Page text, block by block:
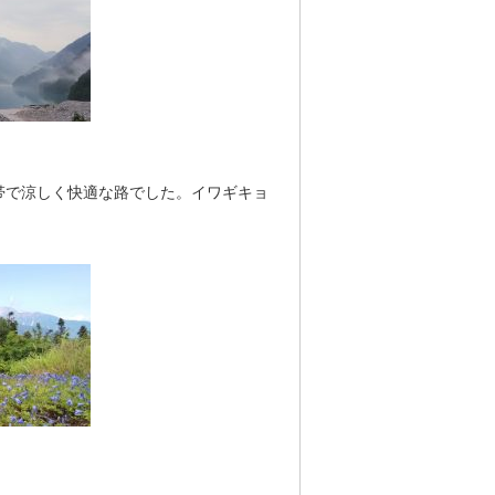
涼しく快適な路でした。イワギキョ